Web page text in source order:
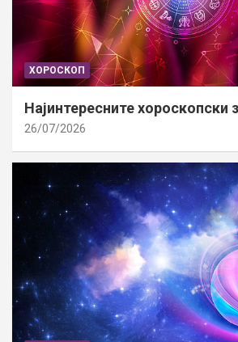
ХОРОСКОП
Најинтересните хороскопски
26/07/2026